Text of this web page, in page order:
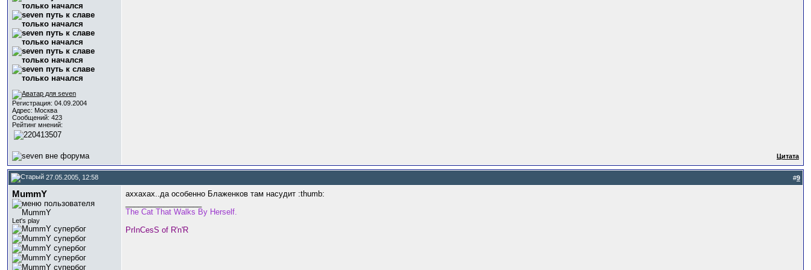
Регистрация: 04.09.2004
Адрес: Москва
Сообщений: 423
Рейтинг мнений:
Цитата
27.05.2005, 12:58 #9
MummY
Let's play
аххахах..да особенно Блаженков там насудит :thumb:
The Cat That Walks By Herself.
PrInCesS of R'n'R